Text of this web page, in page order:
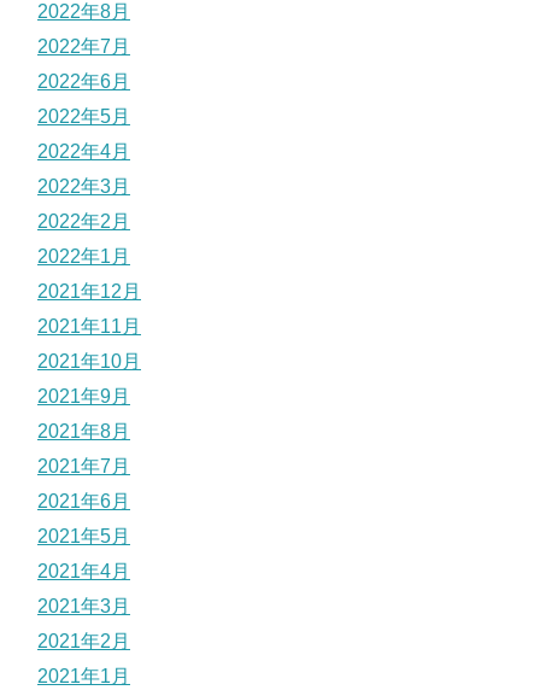
2022年8月
2022年7月
2022年6月
2022年5月
2022年4月
2022年3月
2022年2月
2022年1月
2021年12月
2021年11月
2021年10月
2021年9月
2021年8月
2021年7月
2021年6月
2021年5月
2021年4月
2021年3月
2021年2月
2021年1月